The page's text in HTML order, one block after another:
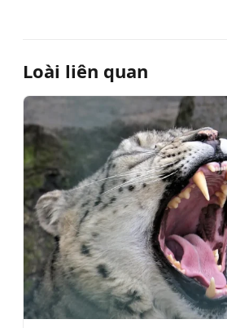
Loài liên quan